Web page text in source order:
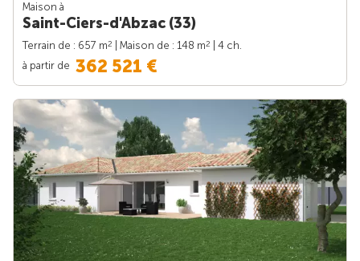
Maison à
Saint-Ciers-d'Abzac (33)
Terrain de : 657 m2 | Maison de : 148 m2
| 4 ch.
à partir de 362 521 €